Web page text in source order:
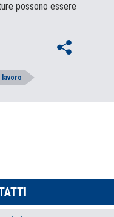
possono essere